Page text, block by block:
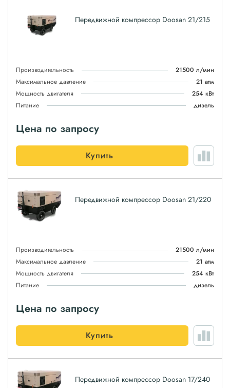
Передвижной компрессор Doosan 21/215
Производительность
21500 л/мин
Максимальное давление
21 атм
Мощность двигателя
254 кВт
Питание
дизель
Цена по запросу
Купить
Передвижной компрессор Doosan 21/220
Производительность
21500 л/мин
Максимальное давление
21 атм
Мощность двигателя
254 кВт
Питание
дизель
Цена по запросу
Купить
Передвижной компрессор Doosan 17/240